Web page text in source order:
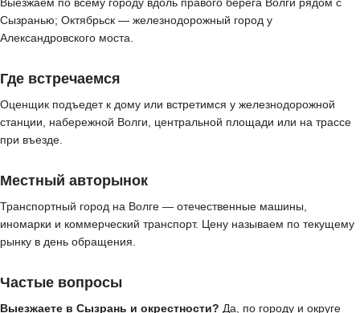
Сызранью; Октябрьск — железнодорожный город у
Александровского моста.
Где встречаемся
Оценщик подъедет к дому или встретимся у железнодорожной
станции, набережной Волги, центральной площади или на трассе
при въезде.
Местный авторынок
Транспортный город на Волге — отечественные машины,
иномарки и коммерческий транспорт. Цену называем по текущему
рынку в день обращения.
Частые вопросы
Выезжаете в Сызрань и окрестности? Да, по городу и округе